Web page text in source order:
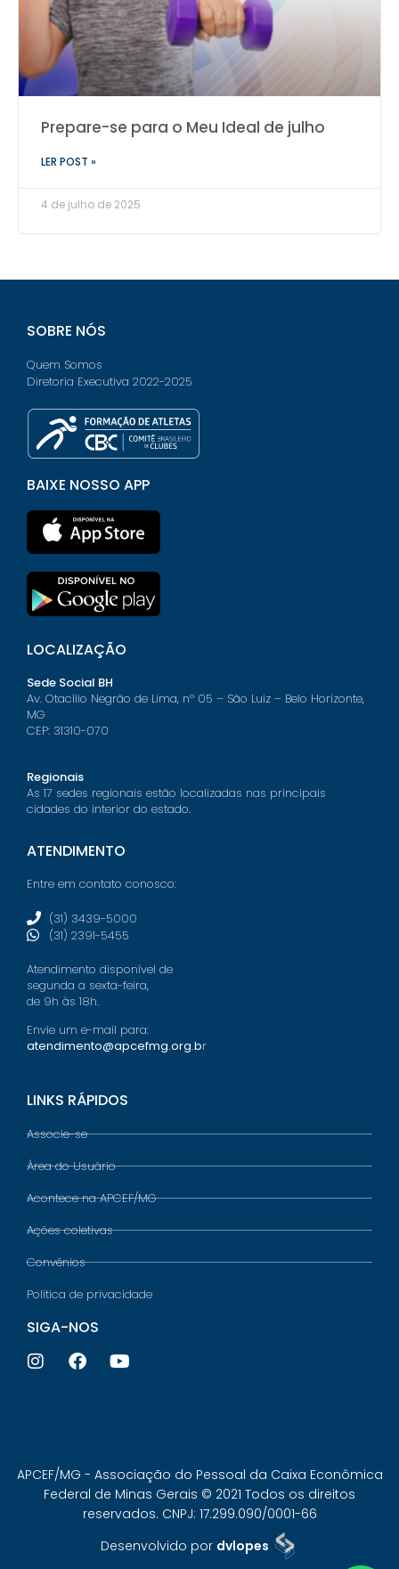
Prepare-se para o Meu Ideal de julho
LER POST »
4 de julho de 2025
SOBRE NÓS
Quem Somos
Diretoria Executiva 2022-2025
BAIXE NOSSO APP
LOCALIZAÇÃO
Sede Social BH
Av. Otacílio Negrão de Lima, nº 05 – São Luiz – Belo Horizonte,
MG
CEP: 31310-070
Regionais
As 17 sedes regionais estão localizadas nas principais
cidades do interior do estado.
ATENDIMENTO
Entre em contato conosco:
(31) 3439-5000
(31) 2391-5455
Atendimento disponível de
segunda a sexta-feira,
de 9h às 18h.
Envie um e-mail para:
atendimento@apcefmg.org.br
LINKS RÁPIDOS
Associe-se
Área do Usuário
Acontece na APCEF/MG
Ações coletivas
Convênios
Política de privacidade
SIGA-NOS
APCEF/MG - Associação do Pessoal da Caixa Econômica
Federal de Minas Gerais © 2021 Todos os direitos
reservados. CNPJ: 17.299.090/0001-66
Desenvolvido por dvlopes